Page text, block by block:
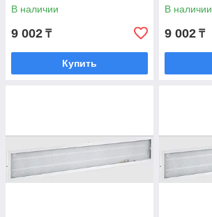
В наличии
9 002 ₸
Купить
В наличии
9 002 ₸